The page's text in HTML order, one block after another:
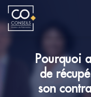
Pourquoi
de
son